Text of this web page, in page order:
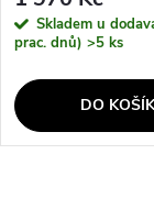
Skladem u
prac. dnů) >5 ks
DO